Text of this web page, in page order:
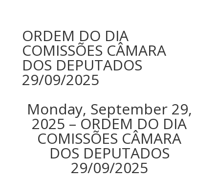
ORDEM DO DIA
COMISSÕES CÂMARA
DOS DEPUTADOS
29/09/2025
Monday, September 29,
2025 – ORDEM DO DIA
COMISSÕES CÂMARA
DOS DEPUTADOS
29/09/2025